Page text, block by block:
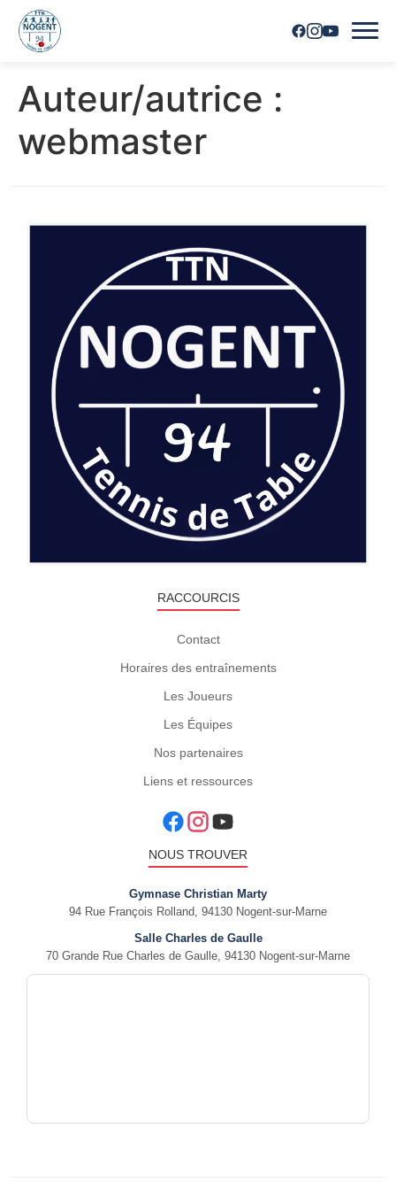
Accueil
Horaires
Les joueurs
Vie du club
Photos
Auteur/autrice :
webmaster
RACCOURCIS
Contact
Horaires des entraînements
Les Joueurs
Les Équipes
Nos partenaires
Liens et ressources
NOUS TROUVER
Gymnase Christian Marty
94 Rue François Rolland, 94130 Nogent-sur-Marne
Salle Charles de Gaulle
70 Grande Rue Charles de Gaulle, 94130 Nogent-sur-Marne